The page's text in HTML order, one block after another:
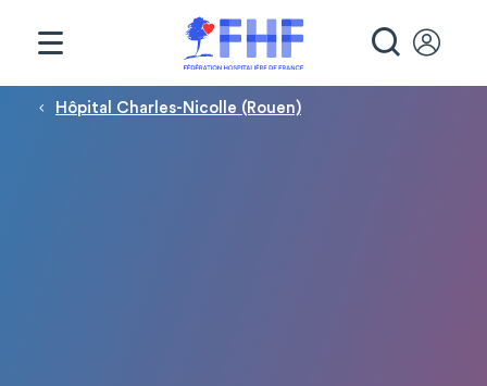
Fil d'Ariane
Hôpital Charles-Nicolle (Rouen)
Panneau de gestion des cookies